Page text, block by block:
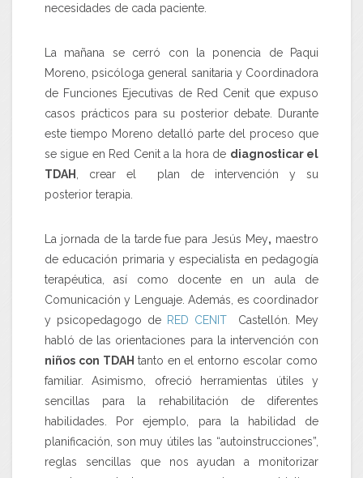
necesidades de cada paciente.
La mañana se cerró con la ponencia de Paqui
Moreno, psicóloga general sanitaria y Coordinadora
de Funciones Ejecutivas de Red Cenit que expuso
casos prácticos para su posterior debate. Durante
este tiempo Moreno detalló parte del proceso que
se sigue en Red Cenit a la hora de diagnosticar el
TDAH
, crear el plan de intervención y su
posterior terapia.
La jornada de la tarde fue para Jesús Mey, maestro
de educación primaria y especialista en pedagogía
terapéutica, así como docente en un aula de
Comunicación y Lenguaje. Además, es coordinador
y psicopedagogo de RED CENIT Castellón. Mey
habló de las orientaciones para la intervención con
niños con TDAH tanto en el entorno escolar como
familiar. Asimismo, ofreció herramientas útiles y
sencillas para la rehabilitación de diferentes
habilidades. Por ejemplo, para la habilidad de
planificación, son muy útiles las “autoinstrucciones”,
reglas sencillas que nos ayudan a monitorizar